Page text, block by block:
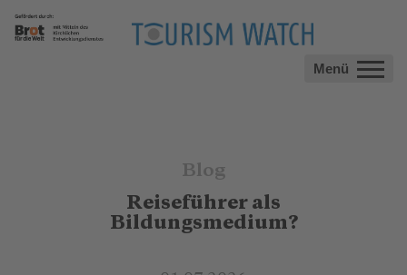
Menü
Blog
Reiseführer als
Bildungsmedium?